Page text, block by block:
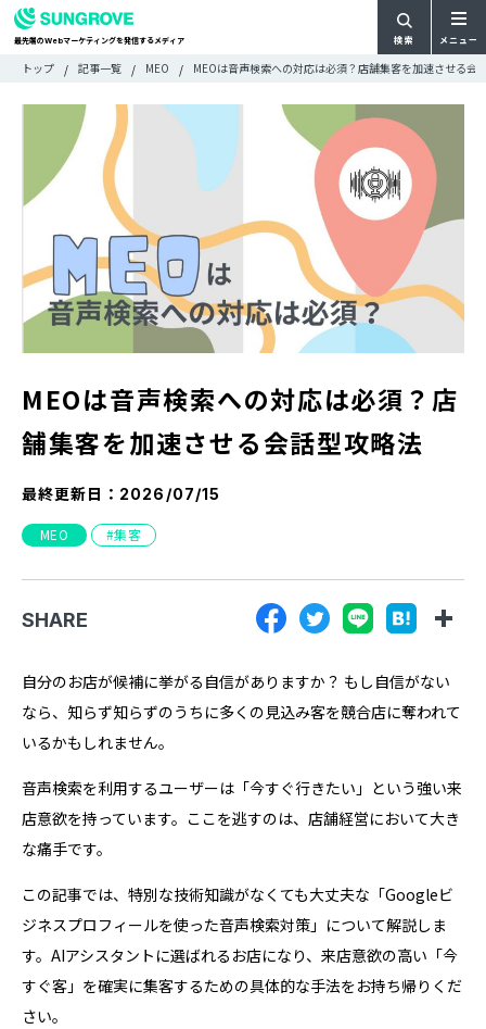
最先端のWebマーケティングを発信するメディア 検索 メニュー
一
すべての記事
CATEGORY
カテゴリで探す
TAG
タグで探す
WRITER
ライターで探す
FEATURE
特集
MOVIE
動画
『SUNGROVE』について
利用規約
特定商取引法に基づく表記
プライバシーポリシー
運営会社
検
検
トップ 記事一覧 MEO MEOは音声検索への対応は必須？店舗集客を加速させる会
MEOは音声検索への対応は必須？店
舗集客を加速させる会話型攻略法
最終更新日： 2026/07/15
MEO 集客
SHARE
自分のお店が候補に挙がる自信がありますか？ もし自信がない
なら、知らず知らずのうちに多くの見込み客を競合店に奪われて
いるかもしれません。
音声検索を利用するユーザーは「今すぐ行きたい」という強い来
店意欲を持っています。ここを逃すのは、店舗経営において大き
な痛手です。
この記事では、特別な技術知識がなくても大丈夫な「Googleビ
ジネスプロフィールを使った音声検索対策」について解説しま
す。AIアシスタントに選ばれるお店になり、来店意欲の高い「今
すぐ客」を確実に集客するための具体的な手法をお持ち帰りくだ
さい。